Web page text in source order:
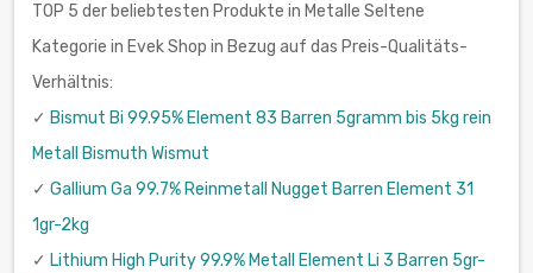
TOP 5 der beliebtesten Produkte in Metalle Seltene
Kategorie in Evek Shop in Bezug auf das Preis-Qualitäts-
Verhältnis:
✓ Bismut Bi 99.95% Element 83 Barren 5gramm bis 5kg rein
Metall Bismuth Wismut
✓ Gallium Ga 99.7% Reinmetall Nugget Barren Element 31
1gr-2kg
✓ Lithium High Purity 99.9% Metall Element Li 3 Barren 5gr-